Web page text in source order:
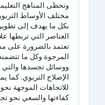
وتحظى المناهج
مختلف الأوساط
بكل ما يهدف إلى
العناصر التي تربطها
تعتمد بالضرورة على
المرجوة وكل ما
ووسائل تجسدها والتي
الإصلاح التربوي.كما
للاتجاهات الموجهة
كفاءتها والسعي نحو